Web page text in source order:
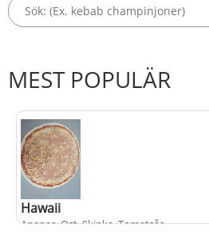
MEST POPULÄR
Hawaii
Ananas, Ost, Skinka, Tomatsås.